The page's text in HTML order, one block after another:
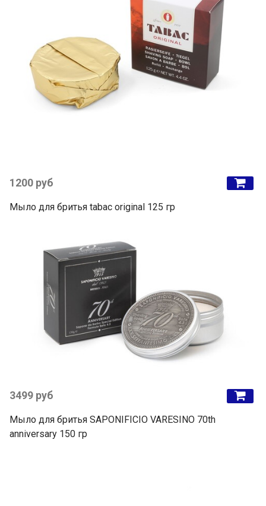
1200 руб
Мыло для бритья tabac original 125 гр
3499 руб
Мыло для бритья SAPONIFICIO VARESINO 70th
anniversary 150 гр